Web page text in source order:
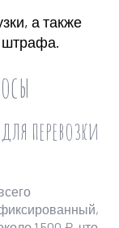
а также
штрафа.
перевозки